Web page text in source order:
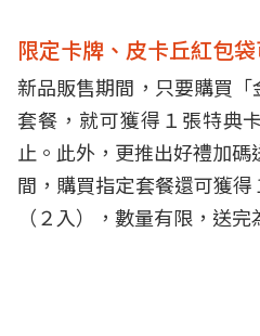
限定卡牌、皮卡丘紅包
新品販售期間，只要購買
套餐，就可獲得１張特典
止。此外，更推出好禮加
間，購買指定套餐還可獲
（２入），數量有限，送完